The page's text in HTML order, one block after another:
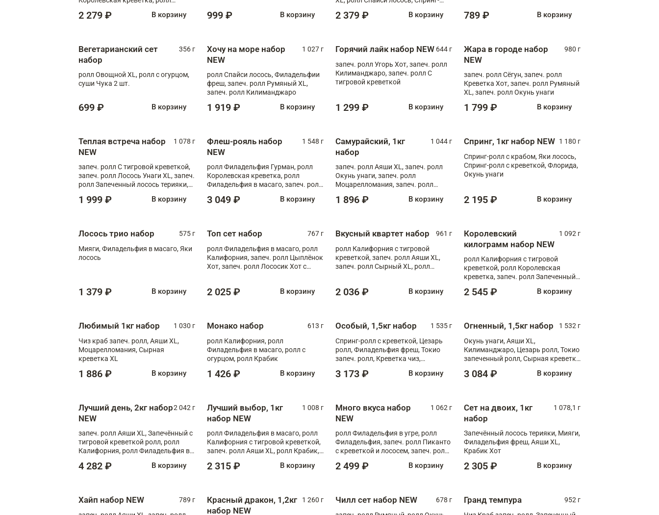
2 279 ₽ В корзину 999 ₽ В корзину
Медовая креветка
2 379 ₽ В корзину 789 ₽ В корзину
Вегетарианский сет
набор
356 г
ролл Овощной XL, ролл с огурцом,
суши Чука 2 шт.
699 ₽ В корзину
Хочу на море набор
NEW
1 027 г
ролл Спайси лосось, Филадельфии
фреш, запеч. ролл Румяный XL,
запеч. ролл Килиманджаро
1 919 ₽ В корзину
Горячий лайк набор NEW 644 г
запеч. ролл Угорь Хот, запеч. ролл
Килиманджаро, запеч. ролл С
тигровой креветкой
1 299 ₽ В корзину
Жара в городе набор
NEW
980 г
запеч. ролл Сёгун, запеч. ролл
Креветка Хот, запеч. ролл Румяный
XL, запеч. ролл Окунь унаги
1 799 ₽ В корзину
Теплая встреча набор
NEW
1 078 г
запеч. ролл С тигровой креветкой,
запеч. ролл Лосось Унаги XL, запеч.
ролл Запеченный лосось терияки,
1 999 ₽ В корзину
Флеш-рояль набор
NEW
1 548 г
ролл Филадельфия Гурман, ролл
Королевская креветка, ролл
Филадельфия в масаго, запеч. ролл
Тигровая креветка с моцареллой,
3 049 ₽ В корзину
Самурайский, 1кг
набор
1 044 г
запеч. ролл Аяши XL, запеч. ролл
Окунь унаги, запеч. ролл
Моцарелломания, запеч. ролл
1 896 ₽ В корзину
Спринг, 1кг набор NEW 1 180 г
Спринг-ролл с крабом, Яки лосось,
Спринг-ролл с креветкой, Флорида,
Окунь унаги
2 195 ₽ В корзину
Лосось трио набор
575 г
Мияги, Филадельфия в масаго, Яки
лосось
1 379 ₽ В корзину
Топ сет набор
767 г
ролл Филадельфия в масаго, ролл
Калифорния, запеч. ролл Цыплёнок
Хот, запеч. ролл Лососик Хот с
2 025 ₽ В корзину
Вкусный квартет набор
961 г
ролл Калифорния с тигровой
креветкой, запеч. ролл Аяши XL,
запеч. ролл Сырный XL, ролл
2 036 ₽ В корзину
Королевский
килограмм набор NEW
1 092 г
ролл Калифорния с тигровой
креветкой, ролл Королевская
креветка, запеч. ролл Запеченный
XL, запеч. ролл Крабик Хот
2 545 ₽ В корзину
Любимый 1кг набор
1 030 г
Чиз краб запеч. ролл, Аяши XL,
Моцарелломания, Сырная
креветка XL
1 886 ₽ В корзину
Монако набор
613 г
ролл Калифорния, ролл
Филадельфия в масаго, ролл с
огурцом, ролл Крабик
1 426 ₽ В корзину
Особый, 1,5кг набор
1 535 г
Спринг-ролл с креветкой, Цезарь
ролл, Филадельфия фреш, Токио
запеч. ролл, Креветка чиз,
Флорида
3 173 ₽ В корзину
Огненный, 1,5кг набор
1 532 г
Окунь унаги, Аяши XL,
Килиманджаро, Цезарь ролл, Токио
запеченный ролл, Сырная креветка
3 084 ₽ В корзину
Лучший день, 2кг набор
NEW
2 042 г
запеч. ролл Аяши XL, Запечённый с
тигровой креветкой ролл, ролл
Калифорния, ролл Филадельфия в
запеч. ролл Моцарелломания, ролл
4 282 ₽ В корзину
Лучший выбор, 1кг
набор NEW
1 008 г
ролл Филадельфия в масаго, ролл
Калифорния с тигровой креветкой,
запеч. ролл Аяши XL, ролл Крабик,
2 315 ₽ В корзину
Много вкуса набор
NEW
1 062 г
ролл Филадельфия в угре, ролл
Филадельфия, запеч. ролл Пиканто
с креветкой и лососем, запеч. ролл
2 499 ₽ В корзину
Сет на двоих, 1кг
набор
1 078,1 г
Запечённый лосось терияки, Мияги,
Филадельфия фреш, Аяши XL,
Крабик Хот
2 305 ₽ В корзину
Хайп набор NEW
789 г
Красный дракон, 1,2кг
набор NEW
1 260 г Чилл сет набор NEW
678 г
Гранд темпура
952 г